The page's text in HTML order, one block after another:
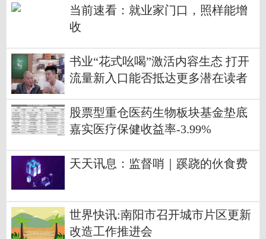
当前速看：就业家门口，照样能增
收
书业“花式吆喝”激活内容生态 打开
流量新入口能否抵达更多潜在读者
股票型重仓医药生物板块基金垫底
嘉实医疗保健收益率-3.99%
天天讯息：监督哨｜蹊跷的伙食费
世界快讯:南阳市召开城市片区更新
改造工作推进会